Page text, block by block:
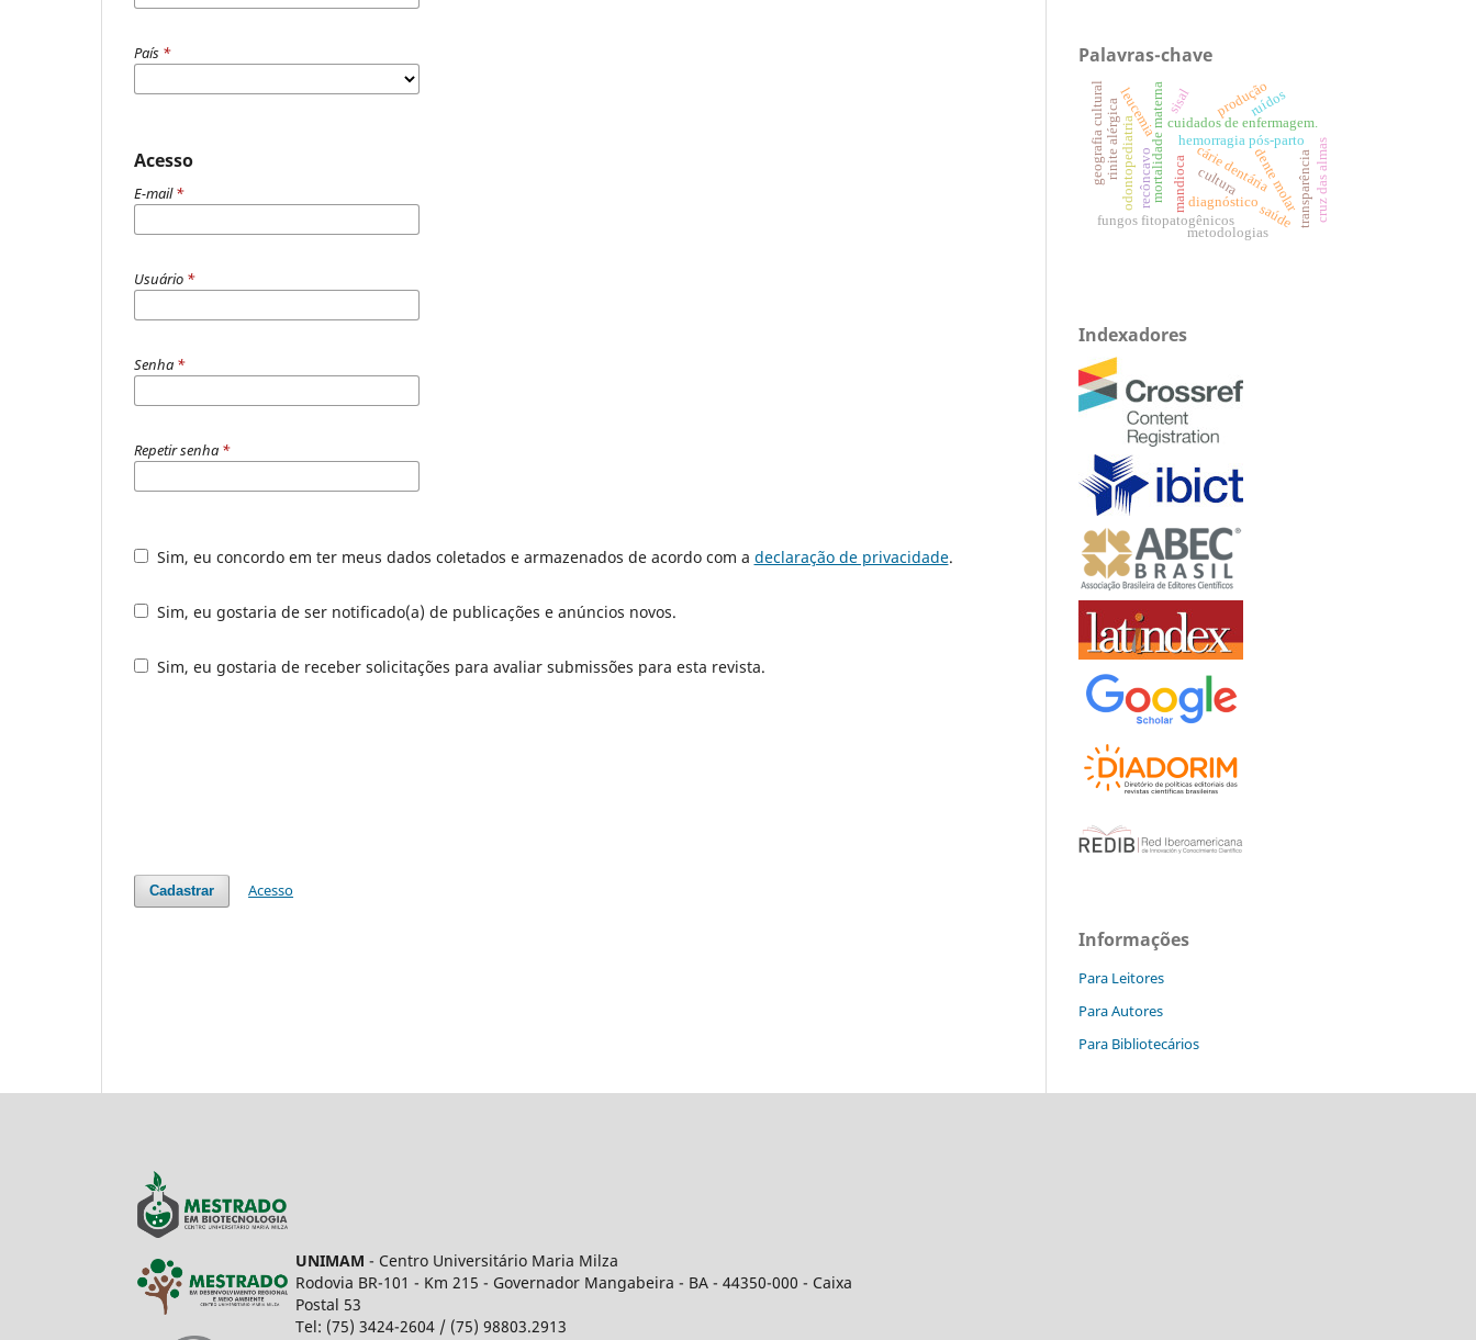
País *
Acesso
E-mail*
Usuário *
Senha *
Repetir senha *
Sim, eu concordo em ter meus dados coletados e armazenados de acordo com a declaração de privacidade.
Sim, eu gostaria de ser notificado(a) de publicações e anúncios novos.
Sim, eu gostaria de receber solicitações para avaliar submissões para esta revista.
Cadastrar Acesso
Palavras-chave
cuidados de enfermagem.
mortalidade materna hemorragia pós-parto
leucemia
diagnóstico
odontopediatria cárie dentáriadente molar
fungos fitopatogênicos
rinite alérgica
mandioca
produção
transparência
recôncavo cruz das almas
cultura
metodologias
geografia cultural sisal
saúde
ruídos
Indexadores
Informações
Para Leitores
Para Autores
Para Bibliotecários
UNIMAM - Centro Universitário Maria Milza
Rodovia BR-101 - Km 215 - Governador Mangabeira - BA - 44350-000 - Caixa
Postal 53
Tel: (75) 3424-2604 / (75) 98803.2913